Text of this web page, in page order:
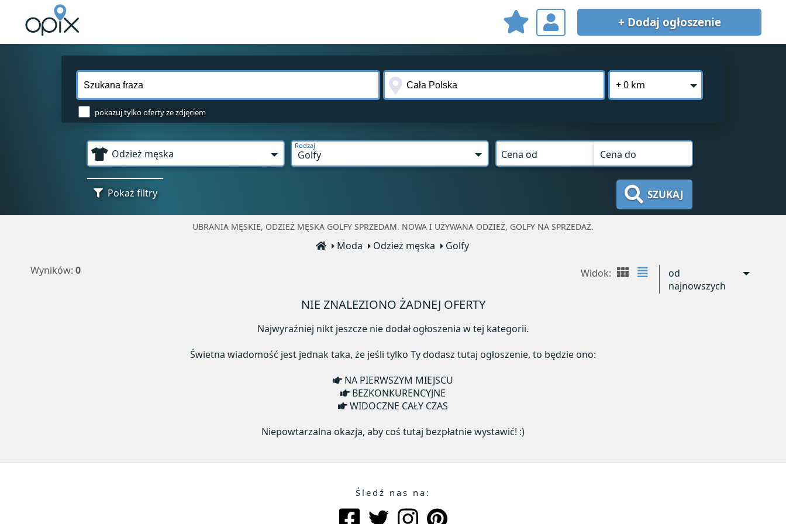
+ Dodaj ogłoszenie
+ 0 km
pokazuj tylko oferty ze zdjęciem
Odzież męska Golfy
Rodzaj
Cena od Cena do
Pokaż filtry SZUKAJ
UBRANIA MĘSKIE, ODZIEŻ MĘSKA GOLFY SPRZEDAM. NOWA I UŻYWANA ODZIEŻ, GOLFY NA SPRZEDAŻ.
Moda Odzież męska
Golfy
Wyników: 0 Widok:
od
najnowszych
NIE ZNALEZIONO ŻADNEJ OFERTY
Najwyraźniej nikt jeszcze nie dodał ogłoszenia w tej kategorii.
Świetna wiadomość jest jednak taka, że jeśli tylko Ty dodasz tutaj ogłoszenie, to będzie ono:
NA PIERWSZYM MIEJSCU
BEZKONKURENCYJNE
WIDOCZNE CAŁY CZAS
Niepowtarzalna okazja, aby coś tutaj bezpłatnie wystawić! :)
Śledź nas na: